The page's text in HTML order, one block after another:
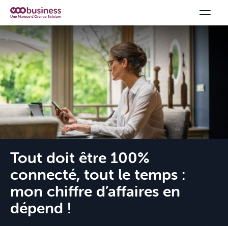
Tout doit être 100%
connecté, tout le temps :
mon chiffre d’affaires en
dépend !